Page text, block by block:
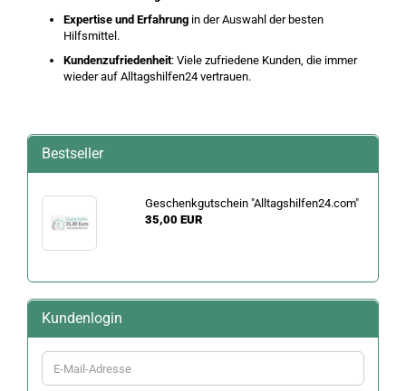
Expertise und Erfahrung in der Auswahl der besten
Hilfsmittel.
Kundenzufriedenheit: Viele zufriedene Kunden, die immer
wieder auf Alltagshilfen24 vertrauen.
Bestseller
Geschenkgutschein "Alltagshilfen24.com"
35,00 EUR
Kundenlogin
E-
Mail-